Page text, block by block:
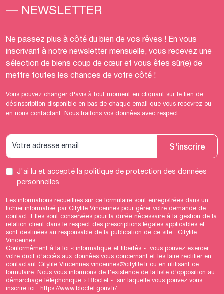
— NEWSLETTER
Ne passez plus à côté du bien de vos rêves ! En vous
inscrivant à notre newsletter mensuelle, vous recevez une
sélection de biens coup de cœur et vous êtes sûr(e) de
mettre toutes les chances de votre côté !
Vous pouvez changer d'avis à tout moment en cliquant sur le lien de
désinscription disponible en bas de chaque email que vous recevrez ou
en nous contactant. Nous traitons vos données avec respect.
S'inscrire
J'ai lu et acceptéla politique de protection des données
personnelles
Les informations recueillies sur ce formulaire sont enregistrées dans un
fichier informatisé par Citylife Vincennes pour gérer votre demande de
contact. Elles sont conservées pour la durée nécessaire à la gestion de la
relation client dans le respect des prescriptions légales applicables et
sont destinées au responsable de la publication de ce site : Citylife
Vincennes.
Conformément à la loi « informatique et libertés », vous pouvez exercer
votre droit d'accès aux données vous concernant et les faire rectifier en
contactant Citylife Vincennes vincennes@citylife.fr ou en utilisant ce
formulaire. Nous vous informons de l’existence de la liste d'opposition au
démarchage téléphonique « Bloctel », sur laquelle vous pouvez vous
inscrire ici : https://www.bloctel.gouv.fr/